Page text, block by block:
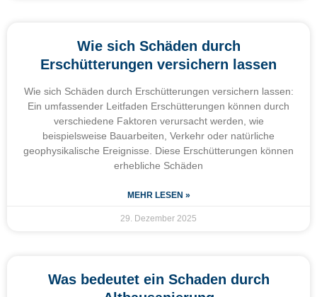
Wie sich Schäden durch
Erschütterungen versichern lassen
Wie sich Schäden durch Erschütterungen versichern lassen:
Ein umfassender Leitfaden Erschütterungen können durch
verschiedene Faktoren verursacht werden, wie
beispielsweise Bauarbeiten, Verkehr oder natürliche
geophysikalische Ereignisse. Diese Erschütterungen können
erhebliche Schäden
MEHR LESEN »
29. Dezember 2025
Was bedeutet ein Schaden durch